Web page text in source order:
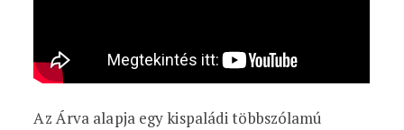
Az Árva alapja egy kispaládi többszólamú